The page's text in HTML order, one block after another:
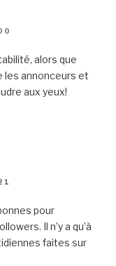
alors que
les annonceurs et
aux yeux!
pour
Il n’y a qu’à
faites sur